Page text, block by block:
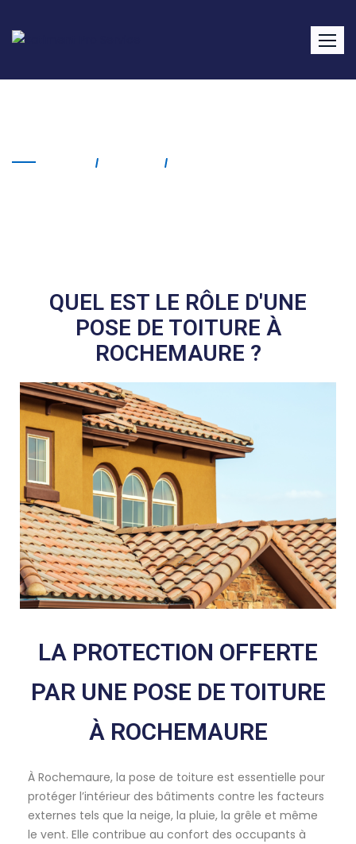
QUEL EST LE RÔLE D'UNE
POSE DE TOITURE À
ROCHEMAURE ?
LA PROTECTION OFFERTE
PAR UNE POSE DE TOITURE
À ROCHEMAURE
À Rochemaure, la pose de toiture est essentielle pour
protéger l’intérieur des bâtiments contre les facteurs
externes tels que la neige, la pluie, la grêle et même
le vent. Elle contribue au confort des occupants à